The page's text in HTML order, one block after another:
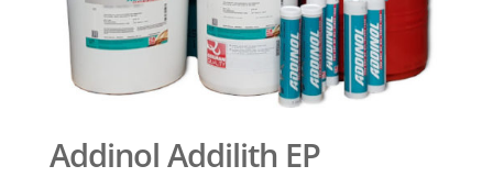
Addinol Addilith EP